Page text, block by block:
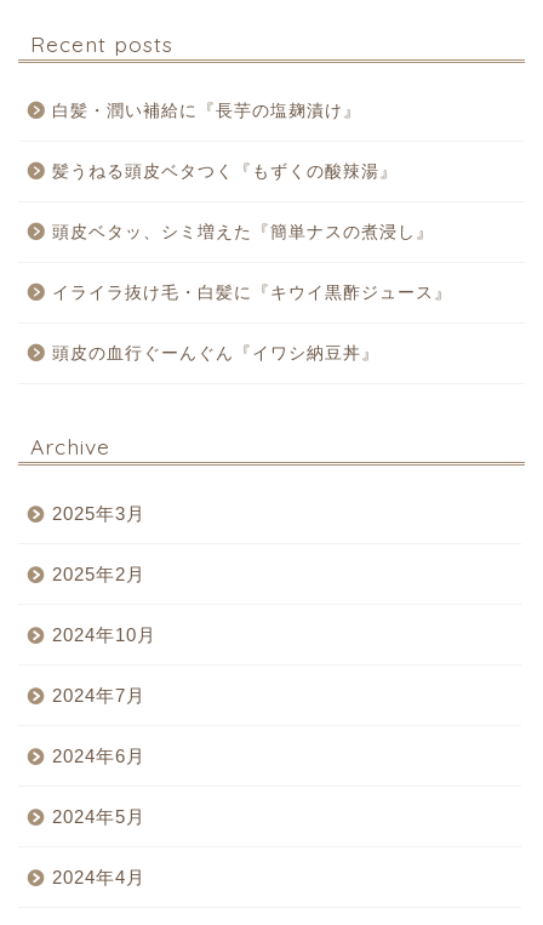
Recent posts
白髪・潤い補給に『長芋の塩麹漬け』
髪うねる頭皮ベタつく『もずくの酸辣湯』
頭皮ベタッ、シミ増えた『簡単ナスの煮浸し』
イライラ抜け毛・白髪に『キウイ黒酢ジュース』
頭皮の血行ぐーんぐん『イワシ納豆丼』
Archive
2025年3月
2025年2月
2024年10月
2024年7月
2024年6月
2024年5月
2024年4月